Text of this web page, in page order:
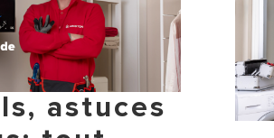
astuces